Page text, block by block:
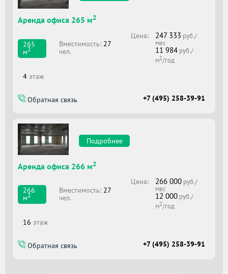
Аренда офиса 265 м2
265
м2
Вместимоcть: 27
чел.
Цена: 247 333 руб./
мес
11 984руб./
м2/год
4 этаж
Обратная связь +7 (495) 258-39-91
Подробнее
Аренда офиса 266 м2
266
м2
Вместимоcть: 27
чел.
Цена: 266 000руб./
мес
12 000руб./
м2/год
16 этаж
Обратная связь +7 (495) 258-39-91